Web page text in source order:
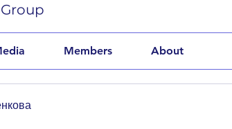
Members About